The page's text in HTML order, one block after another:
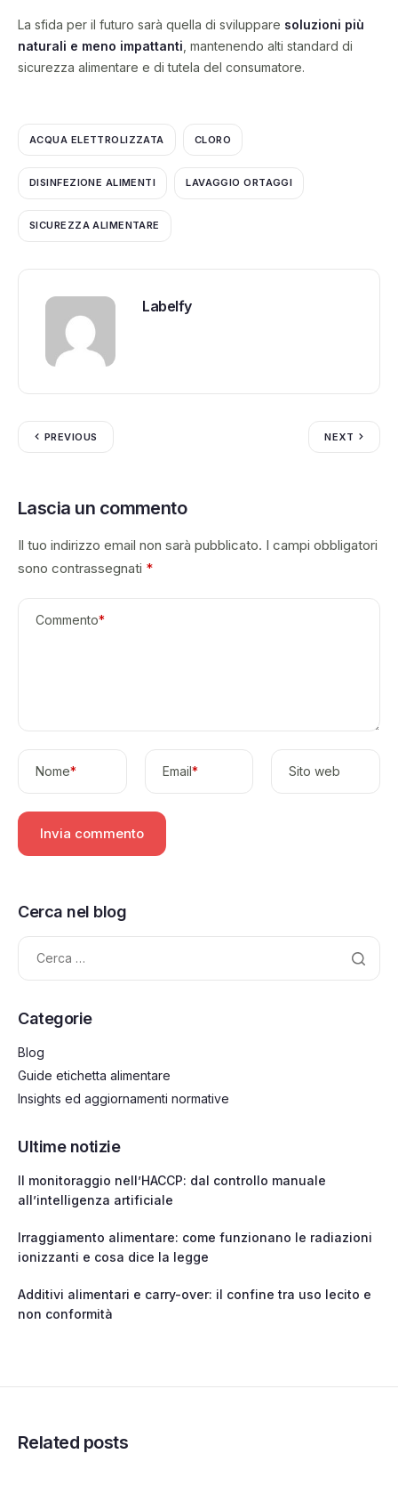
La sfida per il futuro sarà quella di sviluppare soluzioni più
naturali e meno impattanti, mantenendo alti standard di
sicurezza alimentare e di tutela del consumatore.
ACQUA ELETTROLIZZATA CLORO
DISINFEZIONE ALIMENTI LAVAGGIO ORTAGGI
SICUREZZA ALIMENTARE
Labelfy
PREVIOUS NEXT
Lascia un commento
Il tuo indirizzo email non sarà pubblicato. I campi obbligatori
sono contrassegnati *
Commento*
Nome* Email* Sito web
Cerca nel blog
Categorie
Blog
Guide etichetta alimentare
Insights ed aggiornamenti normative
Ultime notizie
Il monitoraggio nell’HACCP: dal controllo manuale
all’intelligenza artificiale
Irraggiamento alimentare: come funzionano le radiazioni
ionizzanti e cosa dice la legge
Additivi alimentari e carry-over: il confine tra uso lecito e
non conformità
Related posts